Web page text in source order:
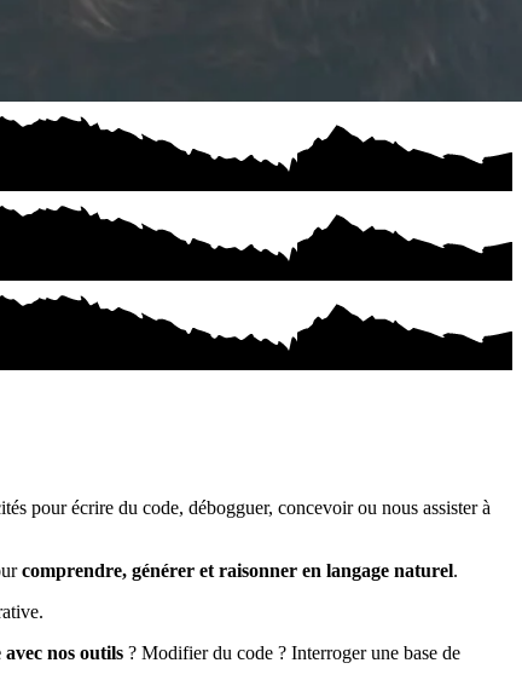
pour écrire du code, débogguer, concevoir ou nous assister à
comprendre, générer et raisonner en langage naturel.
nos outils ? Modifier du code ? Interroger une base de